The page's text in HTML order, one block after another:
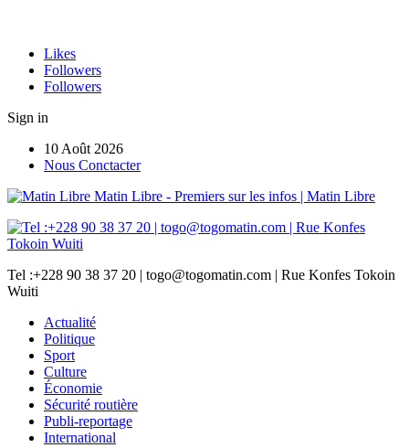
Likes
Followers
Followers
Sign in
10 Août 2026
Nous Conctacter
Matin Libre - Premiers sur les infos | Matin Libre
Tel :+228 90 38 37 20 | togo@togomatin.com | Rue Konfes Tokoin
Wuiti
Actualité
Politique
Sport
Culture
Économie
Sécurité routière
Publi-reportage
International